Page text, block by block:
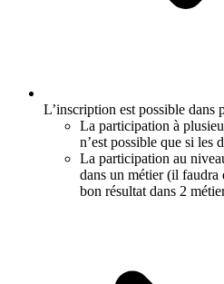
L’inscription est possible dans
La participation à
n’est possible que si les
La participation au
dans un métier (il faudra
bon résultat dans 2